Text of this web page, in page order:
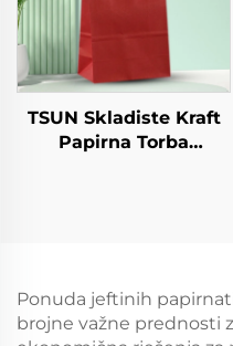
TSUN Skladiste Kraft
Papirna Torba
Ponuda jeftinih
brojne važne prednosti